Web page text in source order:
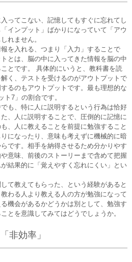
ってこない、記憶してもすぐに忘れてし
インプット」ばかりになっていて「アウ
れません。
を入れる、つまり「入力」することで
とは、脳の中に入ってきた情報を脳の中
とです。 具体的にいうと、教科書を読
く、テストを受けるのがアウトプットで
るのもアウトプットです。最も理想的な
7」の割合です。
も、特に人に説明するという行為は恰好
、人に説明することで、圧倒的に記憶に
、人に教えることを前提に勉強すること
になったり、意味も考えずに機械的に暗
です。相手を納得させるため分かりやす
意味、前後のストーリーまで含めて把握
結果的に「覚えやすく忘れにくい」とい
て教えてもらった、という経験があると
わる人より教える人の方が勉強になって
機会があるかどうかは別として、勉強す
とを意識してみてはどうでしょうか。
非効率」